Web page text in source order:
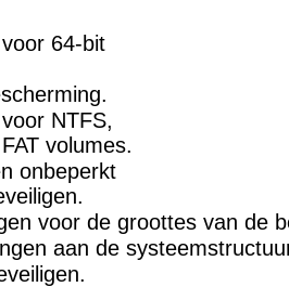
64-bit
NTFS,
volumes.
onbeperkt
voor de groottes van de
aan de